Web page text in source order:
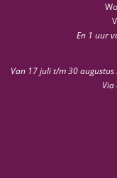
En 1 uur
Van 17 juli t/m 30
Via